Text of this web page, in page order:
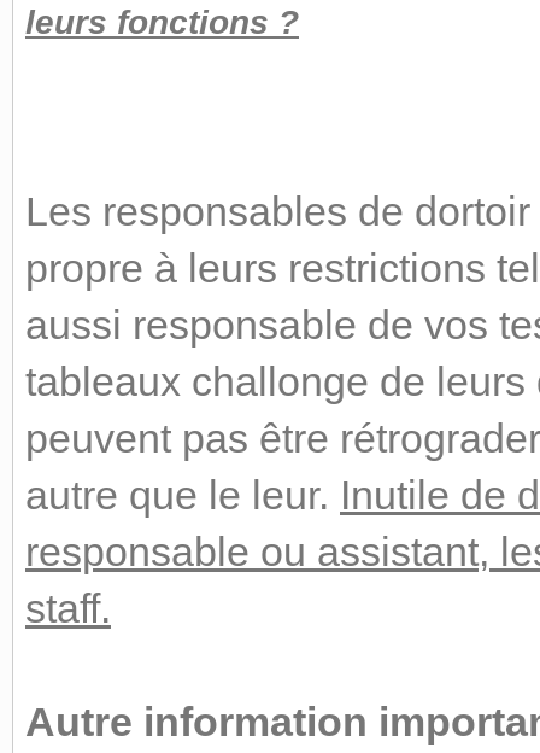
leurs fonctions ?
Les responsables de
propre à leurs restrictions
aussi responsable de vos
tableaux challonge de
peuvent pas être
autre que le leur. Inutile de
responsable ou assistant,
staff.
Autre information